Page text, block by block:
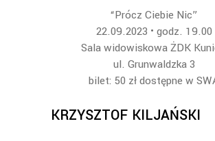
“Prócz Ciebie Nic”
22.09.2023 • godz. 19.00
Sala widowiskowa ŻDK
ul. Grunwaldzka 3
bilet: 50 zł dostępne w
KRZYSZTOF KILJAŃSKI